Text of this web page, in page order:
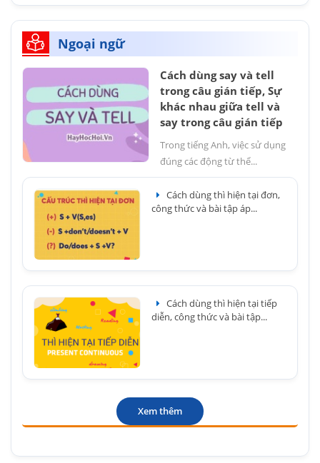
Ngoại ngữ
Cách dùng say và tell
trong câu gián tiếp, Sự
khác nhau giữa tell và
say trong câu gián tiếp
Trong tiếng Anh, việc sử dụng
đúng các động từ thể...
Cách dùng thì hiện tại đơn,
công thức và bài tập áp...
Cách dùng thì hiện tại tiếp
diễn, công thức và bài tập...
Xem thêm